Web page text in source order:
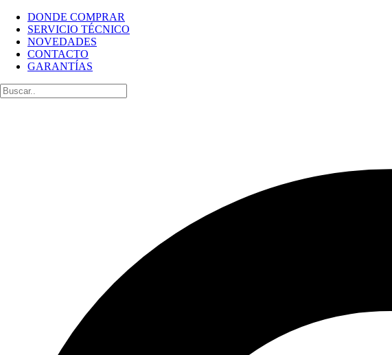
DONDE COMPRAR
SERVICIO TÉCNICO
NOVEDADES
CONTACTO
GARANTÍAS